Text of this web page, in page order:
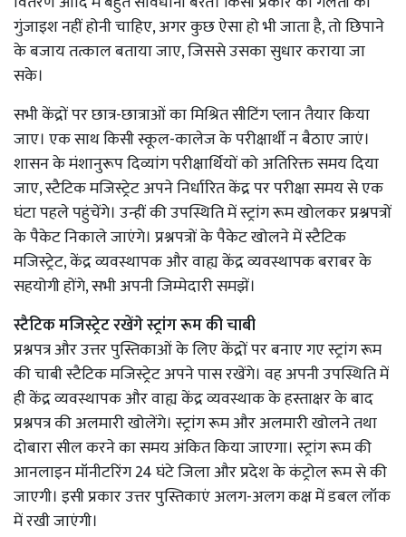
गुंजाइश नहीं होनी चाहिए, अगर कुछ ऐसा हो भी जाता है, तो छिपाने
के बजाय तत्काल बताया जाए, जिससे उसका सुधार कराया जा
सके।
सभी केंद्रों पर छात्र-छात्राओं का मिश्रित सीटिंग प्लान तैयार किया
जाए। एक साथ किसी स्कूल-कालेज के परीक्षार्थी न बैठाए जाएं।
शासन के मंशानुरूप दिव्यांग परीक्षार्थियों को अतिरिक्त समय दिया
जाए, स्टैटिक मजिस्ट्रेट अपने निर्धारित केंद्र पर परीक्षा समय से एक
घंटा पहले पहुंचेंगे। उन्हीं की उपस्थिति में स्ट्रांग रूम खोलकर प्रश्नपत्रों
के पैकेट निकाले जाएंगे। प्रश्नपत्रों के पैकेट खोलने में स्टैटिक
मजिस्ट्रेट, केंद्र व्यवस्थापक और वाह्य केंद्र व्यवस्थापक बराबर के
सहयोगी होंगे, सभी अपनी जिम्मेदारी समझें।
स्टैटिक मजिस्ट्रेट रखेंगे स्ट्रांग रूम की चाबी
प्रश्नपत्र और उत्तर पुस्तिकाओं के लिए केंद्रों पर बनाए गए स्ट्रांग रूम
की चाबी स्टैटिक मजिस्ट्रेट अपने पास रखेंगे। वह अपनी उपस्थिति में
ही केंद्र व्यवस्थापक और वाह्य केंद्र व्यवस्थाक के हस्ताक्षर के बाद
प्रश्नपत्र की अलमारी खोलेंगे। स्ट्रांग रूम और अलमारी खोलने तथा
दोबारा सील करने का समय अंकित किया जाएगा। स्ट्रांग रूम की
आनलाइन मॉनीटरिंग 24 घंटे जिला और प्रदेश के कंट्रोल रूम से की
जाएगी। इसी प्रकार उत्तर पुस्तिकाएं अलग-अलग कक्ष में डबल लॉक
में रखी जाएंगी।